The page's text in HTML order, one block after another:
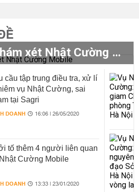
Bộ Công an khám xét Nhật Cường Mobile
cầu tập trung điều tra, xử lí
vụ Nhật Cường, sai
tại Sagri
DOANH 16:06 | 26/05/2020
tố thêm 4 người liên quan
Cường Mobile
DOANH 13:33 | 23/01/2020